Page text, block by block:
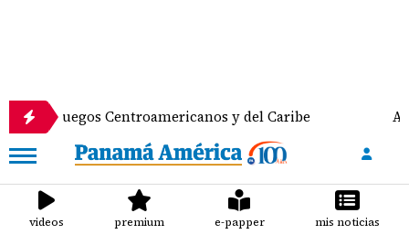
Centroamericanos y del Caribe Anuncian
videos premium e-papper mis noticias